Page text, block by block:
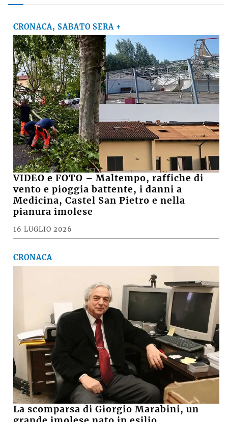
CRONACA, SABATO SERA +
VIDEO e FOTO – Maltempo, raffiche di
vento e pioggia battente, i danni a
Medicina, Castel San Pietro e nella
pianura imolese
16 LUGLIO 2026
CRONACA
La scomparsa di Giorgio Marabini, un